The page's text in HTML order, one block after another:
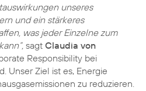
unseres
und ein stärkeres
was jeder Einzelne zum
sagt Claudia von
Responsibility bei
Unser Ziel ist es, Energie
zu reduzieren.